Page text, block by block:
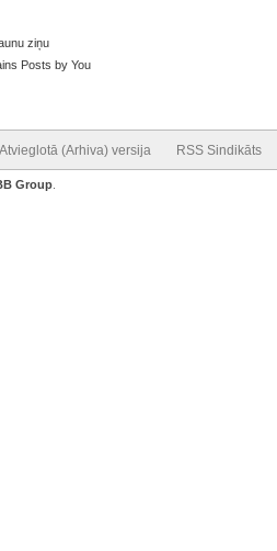
ziņu
Posts by You
Atvieglotā (Arhiva) versija RSS Sindikāts
Group